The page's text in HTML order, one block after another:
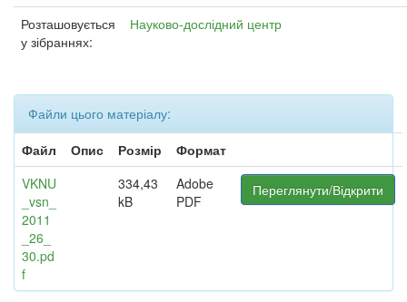
Розташовується
у зібраннях:
Науково-дослідний центр
Файли цього матеріалу:
Файл
Опис Розмір
Формат
VKNU
_vsn_
2011
_26_
30.pd
f
334,43
kB
Adobe
PDF
Переглянути/Відкрити